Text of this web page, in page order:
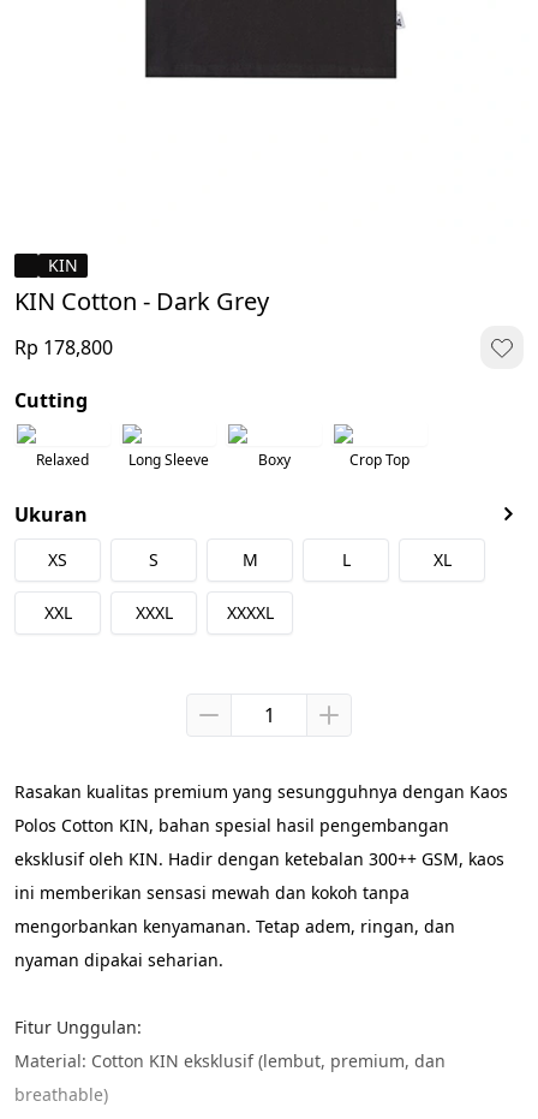
KIN
KIN Cotton - Dark Grey
Rp 178,800
Cutting
Relaxed Long Sleeve Boxy Crop Top
Ukuran
XS S M L XL
XXL XXXL XXXXL
Rasakan kualitas premium yang sesungguhnya dengan Kaos
Polos Cotton KIN, bahan spesial hasil pengembangan
eksklusif oleh KIN. Hadir dengan ketebalan 300++ GSM, kaos
ini memberikan sensasi mewah dan kokoh tanpa
mengorbankan kenyamanan. Tetap adem, ringan, dan
nyaman dipakai seharian.
Fitur Unggulan:
Material: Cotton KIN eksklusif (lembut, premium, dan
breathable)